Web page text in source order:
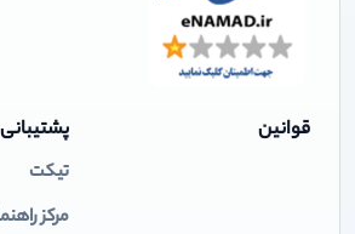
قوانین پشتیبانی
تیکت
مرکز